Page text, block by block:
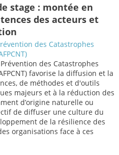
stage : montée en
des acteurs et
des Catastrophes
des Catastrophes
favorise la diffusion et la
de méthodes et d'outils
majeurs et à la réduction des
d’origine naturelle ou
de diffuser une culture du
de la résilience des
organisations face à ces